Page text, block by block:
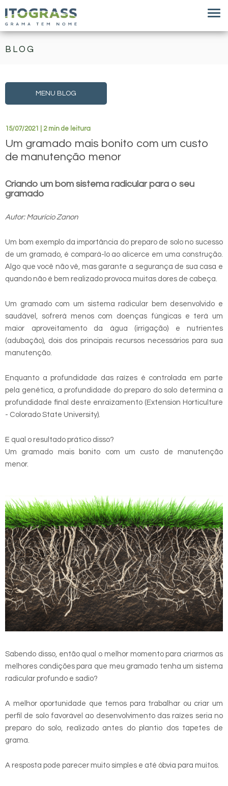
BLOG
MENU BLOG
15/07/2021 | 2 min de leitura
Um gramado mais bonito com um custo
de manutenção menor
Criando um bom sistema radicular para o seu
gramado
Autor: Maurício Zanon
Um bom exemplo da importância do preparo de solo no sucesso
de um gramado, é compará-lo ao alicerce em uma construção.
Algo que você não vê, mas garante a segurança de sua casa e
quando não é bem realizado provoca muitas dores de cabeça.
Um gramado com um sistema radicular bem desenvolvido e
saudável, sofrerá menos com doenças fúngicas e terá um
maior aproveitamento da água (irrigação) e nutrientes
(adubação), dois dos principais recursos necessários para sua
manutenção.
Enquanto a profundidade das raízes é controlada em parte
pela genética, a profundidade do preparo do solo determina a
profundidade final deste enraizamento (Extension Horticulture
- Colorado State University).
E qual o resultado prático disso?
Um gramado mais bonito com um custo de manutenção
menor.
Sabendo disso, então qual o melhor momento para criarmos as
melhores condições para que meu gramado tenha um sistema
radicular profundo e sadio?
A melhor oportunidade que temos para trabalhar ou criar um
perfil de solo favorável ao desenvolvimento das raízes seria no
preparo do solo, realizado antes do plantio dos tapetes de
grama.
A resposta pode parecer muito simples e até óbvia para muitos.